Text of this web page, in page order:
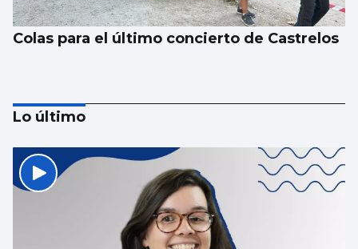
Colas para el último concierto de Castrelos
Lo último